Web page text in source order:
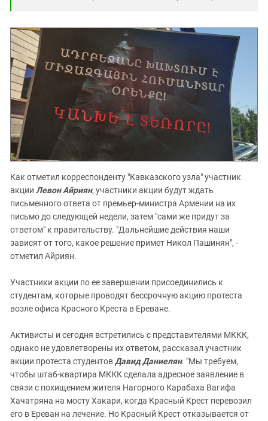
Как отметил корреспонденту "Кавказского узла" участник
акции Левон Айриян, участники акции будут ждать
письменного ответа от премьер-министра Армении на их
письмо до следующей недели, затем "сами же придут за
ответом" к правительству. "Дальнейшие действия наши
зависят от того, какое решение примет Никол Пашинян", -
отметил Айриян.
Участники акции по ее завершении присоединились к
студентам, которые проводят бессрочную акцию протеста
возле офиса Красного Креста в Ереване.
Активисты и сегодня встретились с представителями МККК,
однако не удовлетворены их ответом, рассказал участник
акции протеста студентовДавид Даниелян. "Мы требуем,
чтобы штаб-квартира МККК сделала адресное заявление в
связи с похищением жителя Нагорного Карабаха Вагифа
Хачатряна на мосту Хакари, когда Красный Крест перевозил
его в Ереван на лечение. Но Красный Крест отказывается от